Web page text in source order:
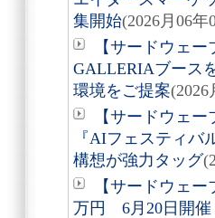
集開始(2026月06年
【サードウェ
GALLERIAブース
環境をご提案(2026
【サードウェ
『AIフェスティ
構想が強力タッグ
【サードウェ
万円 6月20日開